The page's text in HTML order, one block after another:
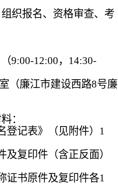
织报名、资格审查、 考
（9:00-12:00， 14:30-
室 （廉江市建设西路8号廉
：
记表》（见附件） 1
及复印件（含正反面）
证书原件及复印件各1